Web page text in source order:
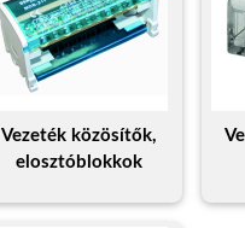
Vezeték közösítők,
elosztóblokkok